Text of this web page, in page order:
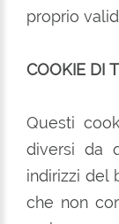
proprio
COOKIE DI
Questi
diversi da
indirizzi del
che non